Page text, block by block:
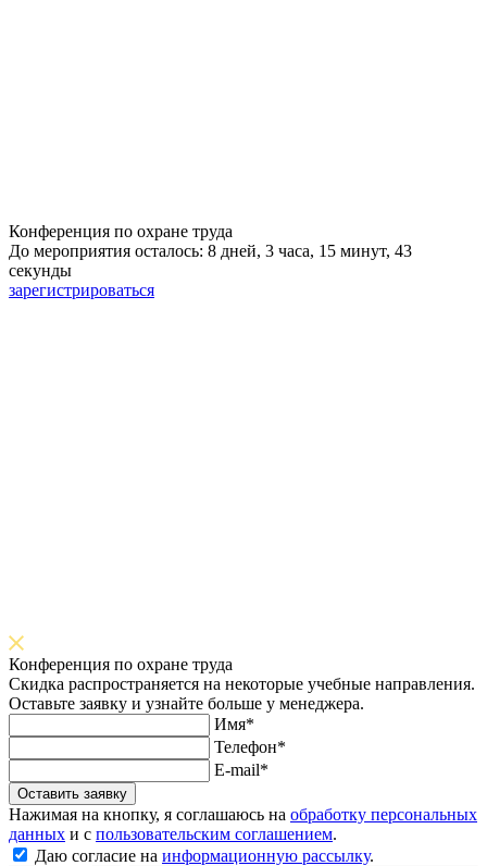
Конференция по охране труда
До мероприятия осталось: 8 дней, 3 часа, 15 минут, 42
секунды
зарегистрироваться
Конференция по охране труда
Скидка распространяется на некоторые учебные направления.
Оставьте заявку и узнайте больше у менеджера.
Имя*
Телефон*
E-mail*
Оставить заявку
Нажимая на кнопку, я соглашаюсь на обработку персональных
данных и с пользовательским соглашением.
Даю согласие на информационную рассылку.